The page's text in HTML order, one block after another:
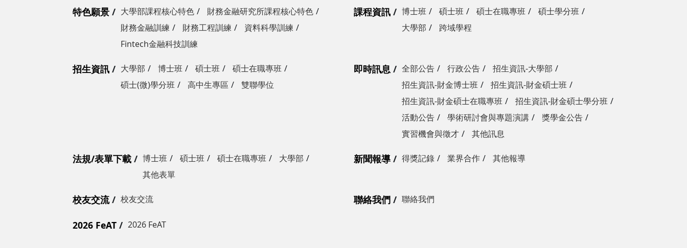
特色願景 大學部課程核心特色
財務金融研究所課程核心特色
財務金融訓練
財務工程訓練
資料科學訓練
Fintech金融科技訓練
課程資訊 博士班 碩士班 碩士在職專班
碩士學分班
大學部
跨域學程
招生資訊 大學部 博士班 碩士班
碩士在職專班
碩士(微)學分班
高中生專區 雙聯學位
即時訊息 全部公告 行政公告
招生資訊-大學部
招生資訊-財金博士班
招生資訊-財金碩士班
招生資訊-財金碩士在職專班
招生資訊-財金碩士學分班
活動公告
學術研討會與專題演講
獎學金公告
實習機會與徵才
其他訊息
法規/表單下載 博士班 碩士班 碩士在職專班
大學部
其他表單
新聞報導 得獎記錄 業界合作 其他報導
校友交流 校友交流 聯絡我們 聯絡我們
2026 FeAT 2026 FeAT